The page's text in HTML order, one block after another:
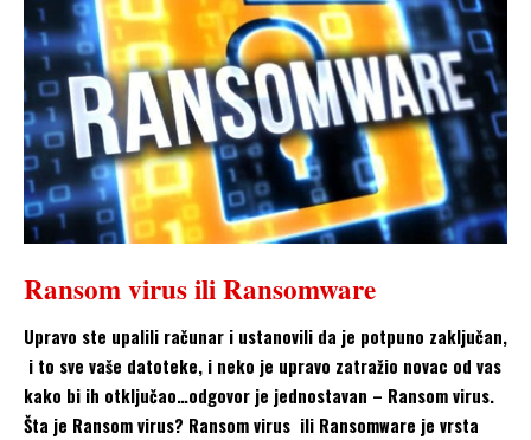
Ransom virus ili Ransomware
Upravo ste upalili računar i ustanovili da je potpuno zaključan,
i to sve vaše datoteke, i neko je upravo zatražio novac od vas
kako bi ih otključao…odgovor je jednostavan – Ransom virus.
Šta je Ransom virus? Ransom virus ili Ransomware je vrsta